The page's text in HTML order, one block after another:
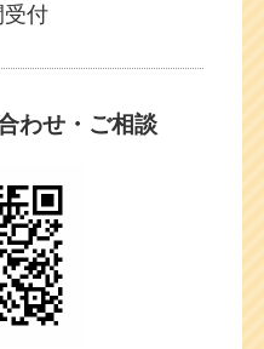
受付
わせ・ご相談